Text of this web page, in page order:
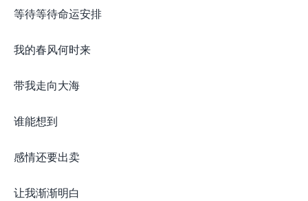
等待等待命运安排
我的春风何时来
带我走向大海
谁能想到
感情还要出卖
让我渐渐明白